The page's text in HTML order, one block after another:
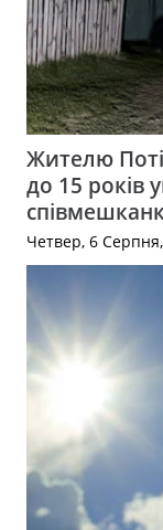
Жителю
до 15 років
Четвер, 6